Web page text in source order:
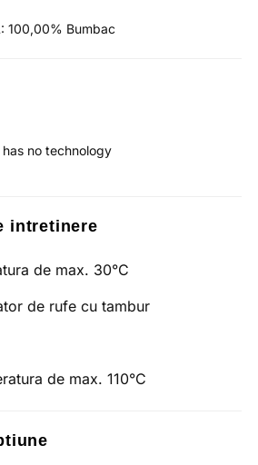
100,00% Bumbac
no technology
intretinere
de max. 30°C
de rufe cu tambur
de max. 110°C